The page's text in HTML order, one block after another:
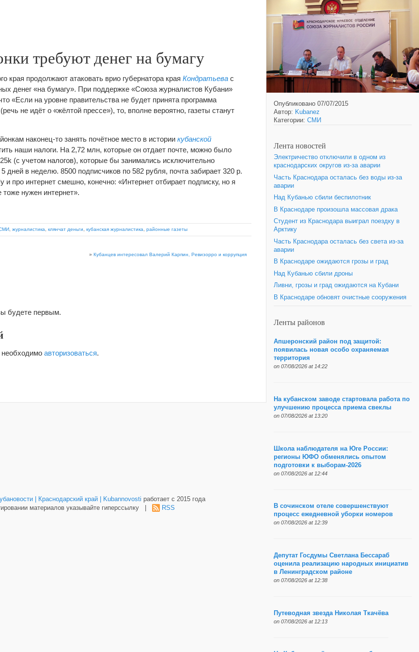
требуют денег на бумагу
края продолжают атаковать врио губернатора края Кондратьева с
денег «на бумагу». При поддержке «Союза журналистов Кубани»
«Если на уровне правительства не будет принята программа
не идёт о «жёлтой прессе»), то, вполне вероятно, газеты станут
наконец-то занять почётное место в истории кубанской
наши налоги. На 2,72 млн, которые он отдает почте, можно было
(с учетом налогов), которые бы занимались исключительно
дней в неделю. 8500 подписчиков по 582 рубля, почта забирает 320 р.
и про интернет смешно, конечно: «Интернет отбирает подписку, но я
нужен интернет».
журналистика клянчат деньги кубанская журналистика районные газеты
» Кубанцев интересовал Валерий Карпин, Ревизорро и коррупция
будете первым.
необходимо авторизоваться.
Опубликовано 07/07/2015
Автор: Kubanez
Категории: СМИ
Лента новостей
Электричество отключили в одном из
краснодарских округов из-за аварии
Часть Краснодара осталась без воды из-за
аварии
Над Кубанью сбили беспилотник
В Краснодаре произошла массовая драка
Студент из Краснодара выиграл поездку в
Арктику
Часть Краснодара осталась без света из-за
аварии
В Краснодаре ожидаются грозы и град
Над Кубанью сбили дроны
Ливни, грозы и град ожидаются на Кубани
В Краснодаре обновят очистные сооружения
Ленты районов
Апшеронский район под защитой:
появилась новая особо охраняемая
территория
on 07/08/2026 at 14:22
На кубанском заводе стартовала работа по
улучшению процесса приема свеклы
on 07/08/2026 at 13:20
Школа наблюдателя на Юге России:
регионы ЮФО обменялись опытом
подготовки к выборам-2026
on 07/08/2026 at 12:44
В сочинском отеле совершенствуют
процесс ежедневной уборки номеров
on 07/08/2026 at 12:39
Депутат Госдумы Светлана Бессараб
оценила реализацию народных инициатив
в Ленинградском районе
on 07/08/2026 at 12:38
Путеводная звезда Николая Ткачёва
on 07/08/2026 at 12:13
| Краснодарский край | Kubannovosti работает с 2015 года
материалов указывайте гиперссылку | RSS